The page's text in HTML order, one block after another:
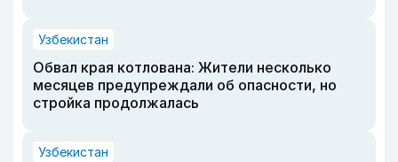
Узбекистан
Обвал края котлована: Жители несколько
месяцев предупреждали об опасности, но
стройка продолжалась
Узбекистан